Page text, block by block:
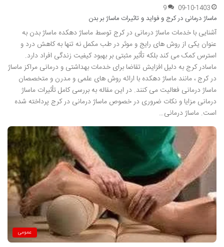
09-10-1403
9
ماساژ درمانی در کرج و فواید و تاثیرات ماساژ بر بدن
آشنایی با خدمات ماساژ درمانی در کرج توسط ماساژ دهکده ماساژ بدن به
عنوان یکی از روش های رایج و موثر در طب مکمل نه تنها به کاهش درد و
استرس کمک می کند بلکه تأثیر مثبتی بر بهبود کیفیت زندگی افراد دارد.
ماسادر کرج به دلیل افزایش تقاضا برای خدمات بهداشتی و درمانی مراکز ماساژ
در کرج ، مانند ماساژ دهکده با ارائه روش های علمی و مدرن و متخصصان
ماساژ درمانی فعالیت می کنند. در این مقاله به بررسی کامل تأثیرات ماساژ
درمانی مزایا و نکات ضروری در خصوص ماساژ درمانی در کرج پرداخته شده
است. ماساژ درمانی…
عمومی